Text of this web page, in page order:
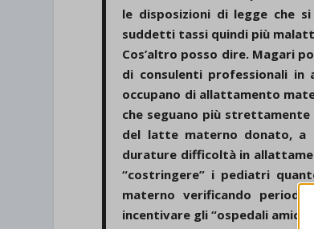
le disposizioni di legge che
suddetti tassi quindi più
Cos’altro posso dire. Magari
di consulenti professionali in
occupano di allattamento
che seguano più strettamente
del latte materno donato, a
durature difficoltà in
“costringere” i pediatri
materno verificando
incentivare gli “ospedali amici